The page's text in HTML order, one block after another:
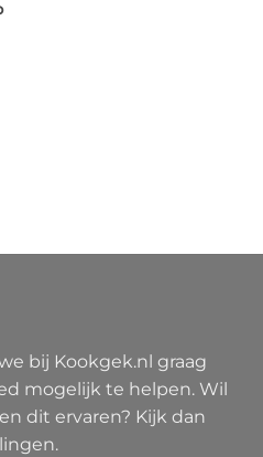
bij Kookgek.nl graag
mogelijk te helpen. Wil
dit ervaren? Kijk dan